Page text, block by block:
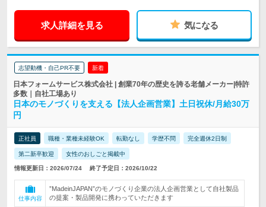
求人詳細を見る 気になる
志望動機・自己PR不要 新着
日本フォームサービス株式会社 | 創業70年の歴史を誇る老舗メーカー|特許
多数｜自社工場あり
日本のモノづくりを支える【法人企画営業】土日祝休/月給30万
円
正社員 職種・業種未経験OK 転勤なし 学歴不問 完全週休2日制
第二新卒歓迎 女性のおしごと掲載中
情報更新日：2026/07/24 終了予定日：2026/10/22
仕事内容
”MadeinJAPAN”のモノづくり企業の法人企画営業として自社製品
の提案・製品開発に携わっていただきます